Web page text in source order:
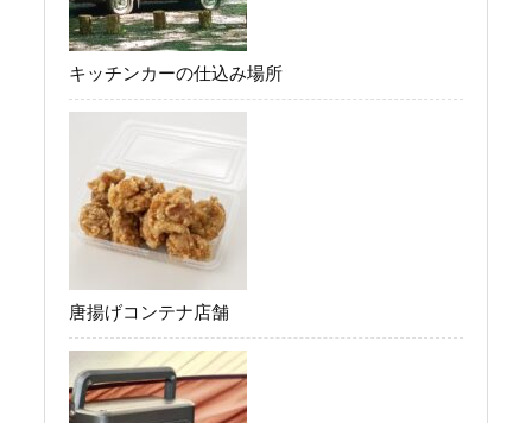
キッチンカーの仕込み場所
唐揚げコンテナ店舗